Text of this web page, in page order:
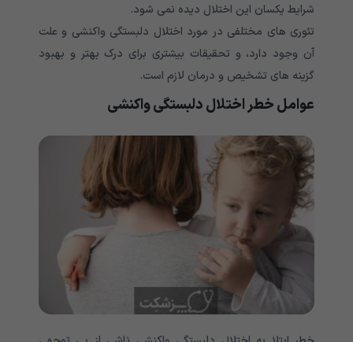
شرایط یکسان این اختلال دیده نمی شود.
تئوری های مختلفی در مورد اختلال دلبستگی واکنشی و علت
آن وجود دارد، و تحقیقات بیشتری برای درک بهتر و بهبود
گزینه های تشخیص و درمان لازم است.
عوامل خطر اختلال دلبستگی واکنشی